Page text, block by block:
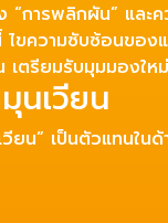
“การพลิกผัน” แล
ไขความซับซ้อนขอ
ตรียมรับมุมมองให
นเวียน
ยน” เป็นตัวแทนใน